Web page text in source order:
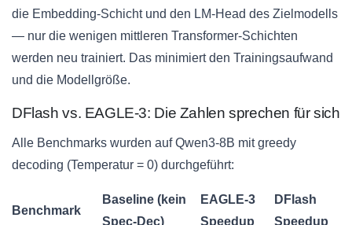
die Embedding-Schicht und den LM-Head des Zielmodells
— nur die wenigen mittleren Transformer-Schichten
werden neu trainiert. Das minimiert den Trainingsaufwand
und die Modellgröße.
DFlash vs. EAGLE-3: Die Zahlen sprechen für sich
Alle Benchmarks wurden auf Qwen3-8B mit greedy
decoding (Temperatur = 0) durchgeführt:
Benchmark
Baseline (kein
Spec-Dec)
EAGLE-3
Speedup
DFlash
Speedup